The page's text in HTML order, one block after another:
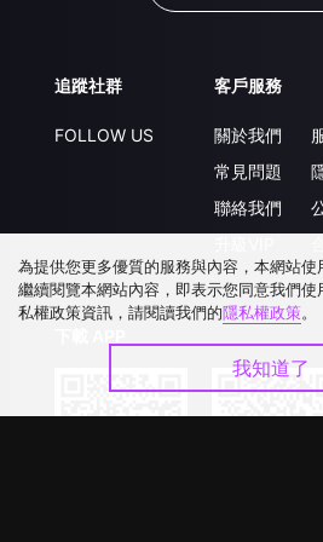
追蹤社群
FOLLOW US
客戶服務
關於我們
常見問題
聯絡我們
為提供您更多優質的服務與內容，本網站
繼續閱覽本網站內容，即表示您同意我們
私權政策資訊，請閱讀我們的隱私權政策。
我知道了